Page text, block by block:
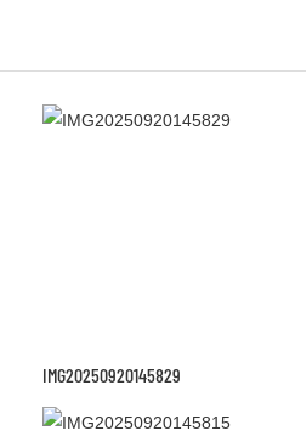
IMG20250920145829